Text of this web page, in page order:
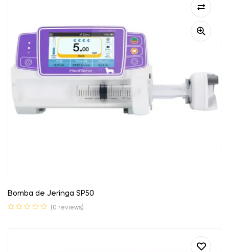
Bomba de Jeringa SP50
(0 reviews)